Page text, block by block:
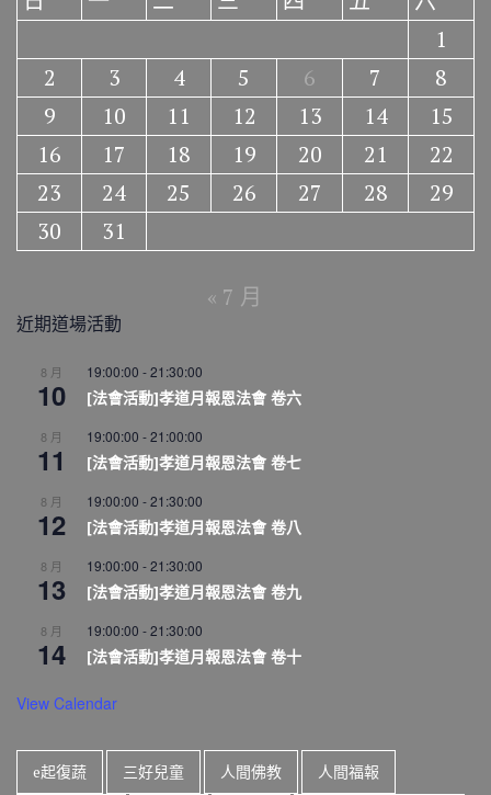
1
2
3 4 5 6 7
8
9
10 11 12 13 14
15
16
17 18 19 20 21
22
23
24 25 26 27 28
29
30
31
« 7 月
近期道場活動
8 月
10
19:00:00 -21:30:00
[法會活動]孝道月報恩法會 卷六
8 月
11
19:00:00 -21:00:00
[法會活動]孝道月報恩法會 卷七
8 月
12
19:00:00 -21:30:00
[法會活動]孝道月報恩法會 卷八
8 月
13
19:00:00 -21:30:00
[法會活動]孝道月報恩法會 卷九
8 月
14
19:00:00 -21:30:00
[法會活動]孝道月報恩法會 卷十
View Calendar
e起復蔬 三好兒童 人間佛教 人間福報